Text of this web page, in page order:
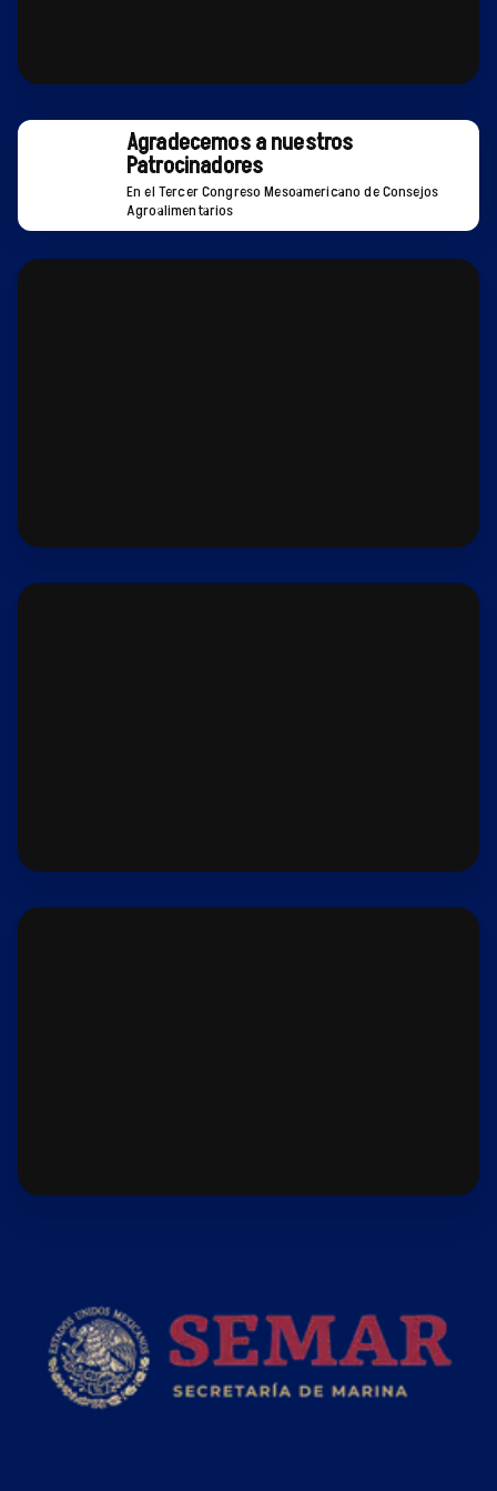
Agradecemos a nuestros
Patrocinadores
En el Tercer Congreso Mesoamericano de Consejos
Agroalimentarios